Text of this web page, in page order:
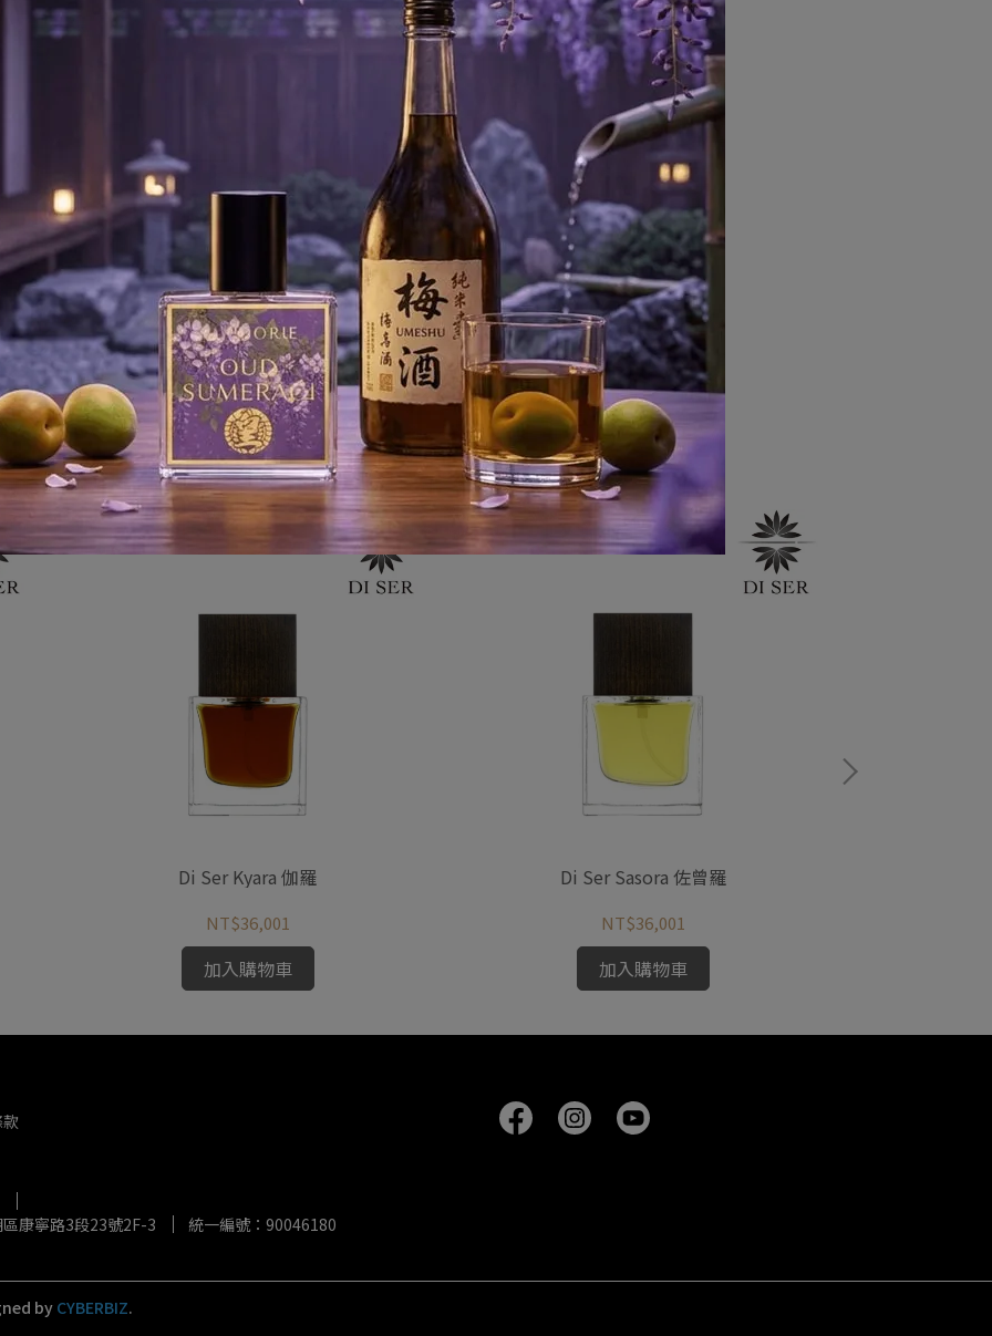
Di Ser Kyara 伽羅
NT$36,001
加入購物車
Di Ser Sasora 佐曾羅
NT$36,001
加入購物車
康寧路3段23號2F-3 統一編號：90046180
by CYBERBIZ.